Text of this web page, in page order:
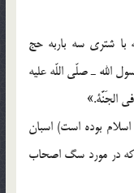
شتري سه باربه حج
خواهد بود.)[5] قال رسول الله ـ صلّي اللّه عليه
الجَنَّة.»
بوده است) اسبان
ديگري كه در مورد سگ اصحاب